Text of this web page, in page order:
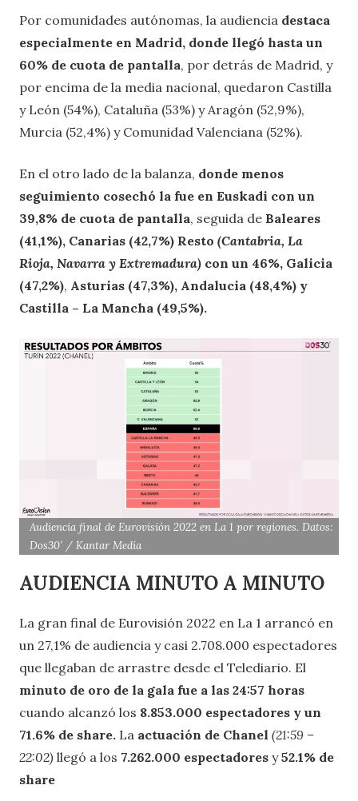
Por comunidades autónomas, la audiencia destaca
especialmente en Madrid, donde llegó hasta un
60% de cuota de pantalla, por detrás de Madrid, y
por encima de la media nacional, quedaron Castilla
y León (54%), Cataluña (53%) y Aragón (52,9%),
Murcia (52,4%) y Comunidad Valenciana (52%).
En el otro lado de la balanza, donde menos
seguimiento cosechó la fue en Euskadi con un
39,8% de cuota de pantalla, seguida de Baleares
(41,1%), Canarias (42,7%) Resto (Cantabria, La
Rioja, Navarra y Extremadura) con un 46%, Galicia
(47,2%), Asturias (47,3%), Andalucia (48,4%) y
Castilla – La Mancha (49,5%).
Audiencia final de Eurovisión 2022 en La 1 por regiones. Datos:
Dos30′ / Kantar Media
AUDIENCIA MINUTO A MINUTO
La gran final de Eurovisión 2022 en La 1 arrancó en
un 27,1% de audiencia y casi 2.708.000 espectadores
que llegaban de arrastre desde el Telediario. El
minuto de oro de la gala fue a las 24:57 horas
cuando alcanzó los 8.853.000 espectadores y un
71.6% de share. La actuación de Chanel (21:59 –
22:02) llegó a los 7.262.000 espectadores y52.1% de
share